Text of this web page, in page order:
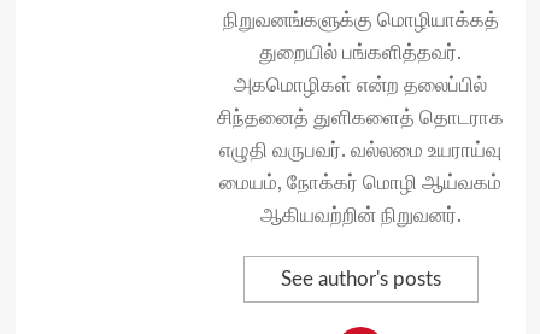
நிறுவனங்களுக்கு மொழியாக்கத்
துறையில் பங்களித்தவர்.
அகமொழிகள் என்ற தலைப்பில்
சிந்தனைத் துளிகளைத் தொடராக
எழுதி வருபவர். வல்லமை உயராய்வு
மையம், நோக்கர் மொழி ஆய்வகம்
ஆகியவற்றின் நிறுவனர்.
See author's posts